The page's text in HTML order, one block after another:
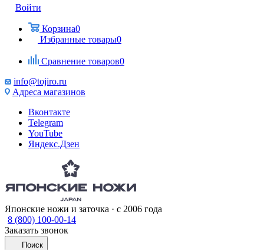
Войти
Корзина0
Избранные товары0
Сравнение товаров0
info@tojiro.ru
Адреса магазинов
Вконтакте
Telegram
YouTube
Яндекс.Дзен
Японские ножи и заточка · с 2006 года
8 (800) 100-00-14
Заказать звонок
Поиск